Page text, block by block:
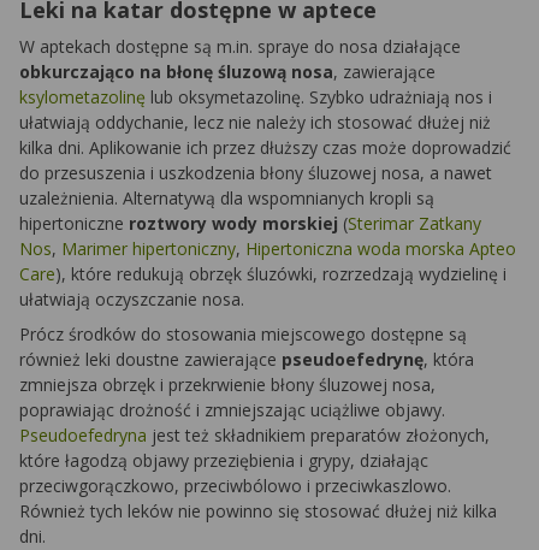
Leki na katar dostępne w aptece
W aptekach dostępne są m.in. spraye do nosa działające
obkurczająco na błonę śluzową nosa, zawierające
ksylometazolinę lub oksymetazolinę. Szybko udrażniają nos i
ułatwiają oddychanie, lecz nie należy ich stosować dłużej niż
kilka dni. Aplikowanie ich przez dłuższy czas może doprowadzić
do przesuszenia i uszkodzenia błony śluzowej nosa, a nawet
uzależnienia. Alternatywą dla wspomnianych kropli są
hipertoniczne roztwory wody morskiej (Sterimar Zatkany
Nos, Marimer hipertoniczny, Hipertoniczna woda morska Apteo
Care), które redukują obrzęk śluzówki, rozrzedzają wydzielinę i
ułatwiają oczyszczanie nosa.
Prócz środków do stosowania miejscowego dostępne są
również leki doustne zawierające pseudoefedrynę, która
zmniejsza obrzęk i przekrwienie błony śluzowej nosa,
poprawiając drożność i zmniejszając uciążliwe objawy.
Pseudoefedryna jest też składnikiem preparatów złożonych,
które łagodzą objawy przeziębienia i grypy, działając
przeciwgorączkowo, przeciwbólowo i przeciwkaszlowo.
Również tych leków nie powinno się stosować dłużej niż kilka
dni.